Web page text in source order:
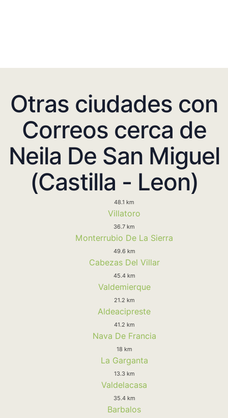
Otras ciudades con
Correos cerca de
Neila De San Miguel
(Castilla - Leon)
48.1 km
Villatoro
36.7 km
Monterrubio De La Sierra
49.6 km
Cabezas Del Villar
45.4 km
Valdemierque
21.2 km
Aldeacipreste
41.2 km
Nava De Francia
18 km
La Garganta
13.3 km
Valdelacasa
35.4 km
Barbalos